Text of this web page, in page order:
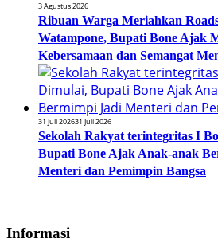
3 Agustus 2026
Ribuan Warga Meriahkan
Watampone, Bupati Bone Ajak
Kebersamaan dan Semangat
31 Juli 202631 Juli 2026
Sekolah Rakyat terintegritas I
Bupati Bone Ajak Anak-anak
Menteri dan Pemimpin Bangsa
Informasi